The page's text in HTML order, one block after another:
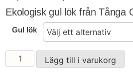
20,00 kr
till
40,00 kr
Ekologisk gul lök från Tånga
Gul lök
Ekologisk
gul
Lägg till i varukorg